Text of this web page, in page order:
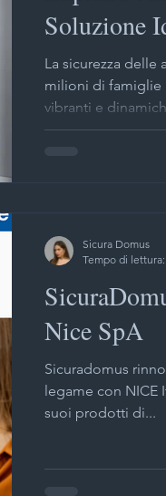
sicurezza Milano
tapparelle Milano
Porte sezionali
Serrande
Soluzione
Domestica
La sicurezza delle
milioni di famiglie
vibranti e dinamich
Nice SpA
Sicuradomus
legame con NICE
suoi prodotti di...
Sicura Domus
Tempo di